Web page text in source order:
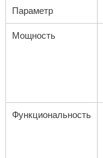
Параметр
Мощность
Функциональность